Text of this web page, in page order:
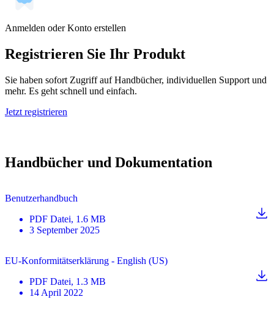
Anmelden oder Konto erstellen
Registrieren Sie Ihr Produkt
Sie haben sofort Zugriff auf Handbücher, individuellen Support und
mehr. Es geht schnell und einfach.
Jetzt registrieren
Handbücher und Dokumentation
Benutzerhandbuch
PDF Datei, 1.6 MB
3 September 2025
EU-Konformitätserklärung - English (US)
PDF Datei, 1.3 MB
14 April 2022